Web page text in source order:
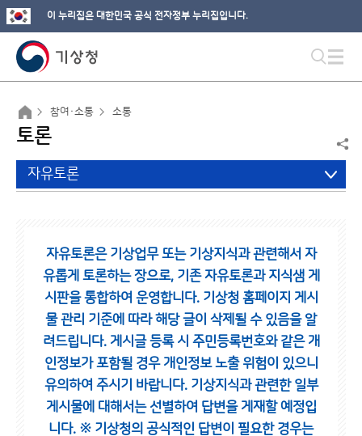
이 누리집은 대한민국 공식 전자정부 누리집입니다.
참여·소통 소통
토론
자유토론
자유토론은 기상업무 또는 기상지식과 관련해서 자
유롭게 토론하는 장으로, 기존 자유토론과 지식샘 게
시판을 통합하여 운영합니다. 기상청 홈페이지 게시
물 관리 기준에 따라 해당 글이 삭제될 수 있음을 알
려드립니다. 게시글 등록 시 주민등록번호와 같은 개
인정보가 포함될 경우 개인정보 노출 위험이 있으니
유의하여 주시기 바랍니다. 기상지식과 관련한 일부
게시물에 대해서는 선별하여 답변을 게재할 예정입
니다. ※ 기상청의 공식적인 답변이 필요한 경우는